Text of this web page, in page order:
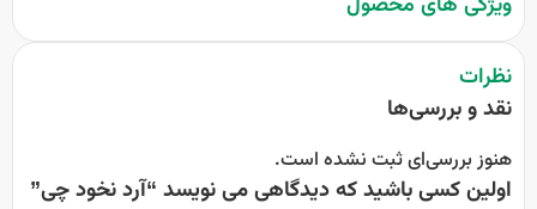
نظرات
نقد و بررسی‌ها
هنوز بررسی‌ای ثبت نشده است.
اولین کسی باشید که دیدگاهی می نویسد “آرد نخود چی”